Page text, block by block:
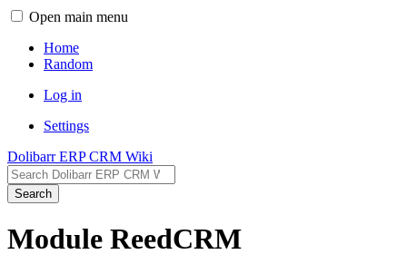
Open main menu
Home
Random
Log in
Settings
Dolibarr ERP CRM Wiki
Search
Module ReedCRM